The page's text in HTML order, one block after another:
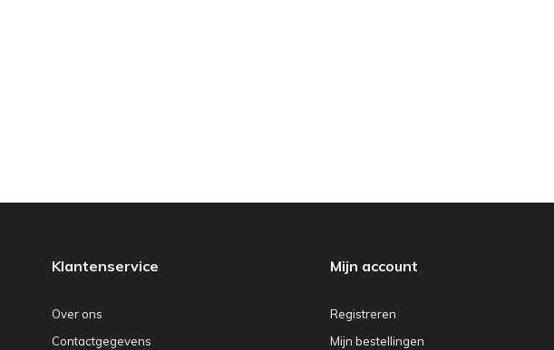
Klantenservice
Over ons
Contactgegevens
Mijn account
Registreren
Mijn bestellingen